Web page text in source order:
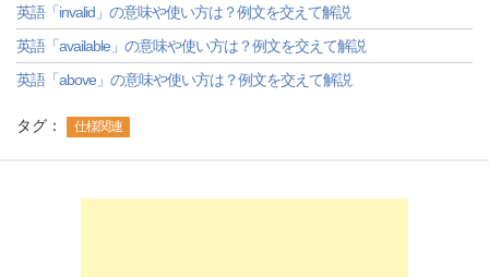
英語「invalid」の意味や使い方は？例文を交えて解説
英語「available」の意味や使い方は？例文を交えて解説
英語「above」の意味や使い方は？例文を交えて解説
タグ： 仕様関連